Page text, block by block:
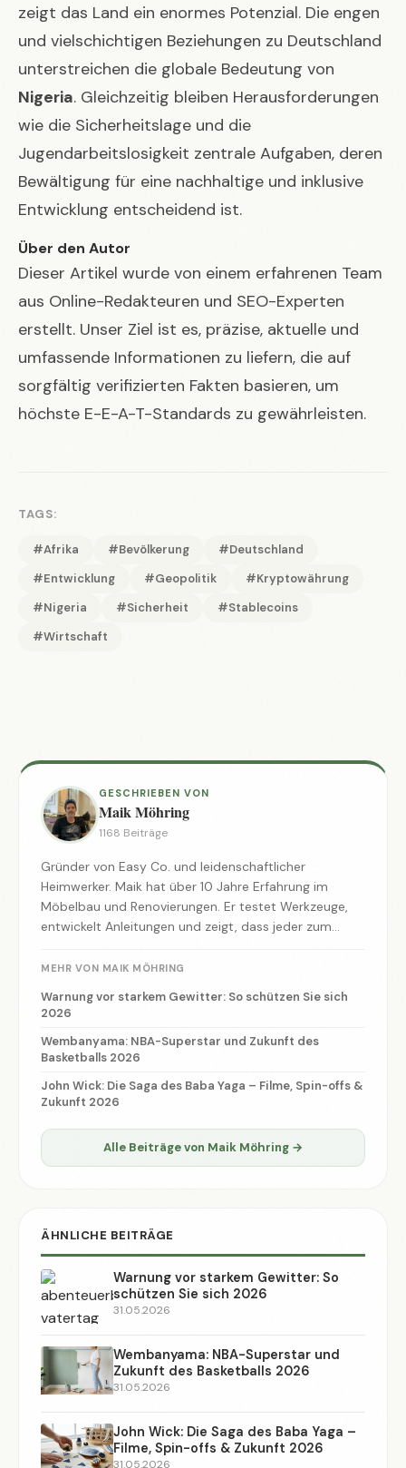
zeigt das Land ein enormes Potenzial. Die engen
und vielschichtigen Beziehungen zu Deutschland
unterstreichen die globale Bedeutung von
Nigeria. Gleichzeitig bleiben Herausforderungen
wie die Sicherheitslage und die
Jugendarbeitslosigkeit zentrale Aufgaben, deren
Bewältigung für eine nachhaltige und inklusive
Entwicklung entscheidend ist.
Über den Autor
Dieser Artikel wurde von einem erfahrenen Team
aus Online-Redakteuren und SEO-Experten
erstellt. Unser Ziel ist es, präzise, aktuelle und
umfassende Informationen zu liefern, die auf
sorgfältig verifizierten Fakten basieren, um
höchste E-E-A-T-Standards zu gewährleisten.
TAGS:
#Afrika #Bevölkerung
#Deutschland
#Entwicklung
#Geopolitik
#Kryptowährung
#Nigeria
#Sicherheit
#Stablecoins
#Wirtschaft
GESCHRIEBEN VON
Maik Möhring
1168 Beiträge
Gründer von Easy Co. und leidenschaftlicher
Heimwerker. Maik hat über 10 Jahre Erfahrung im
Möbelbau und Renovierungen. Er testet Werkzeuge,
entwickelt Anleitungen und zeigt, dass jeder zum
MEHR VON MAIK MÖHRING
Warnung vor starkem Gewitter: So schützen Sie sich
2026
Wembanyama: NBA-Superstar und Zukunft des
Basketballs 2026
John Wick: Die Saga des Baba Yaga – Filme, Spin-offs &
Zukunft 2026
Alle Beiträge von Maik Möhring →
ÄHNLICHE BEITRÄGE
Warnung vor starkem Gewitter: So
schützen Sie sich 2026
31.05.2026
Wembanyama: NBA-Superstar und
Zukunft des Basketballs 2026
31.05.2026
John Wick: Die Saga des Baba Yaga –
Filme, Spin-offs & Zukunft 2026
31.05.2026